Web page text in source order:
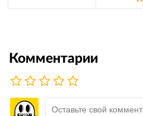
Комментарии